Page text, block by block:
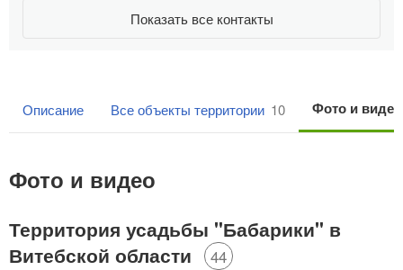
Показать все контакты
Описание Все объекты территории 10 Фото и
Фото и видео
Территория усадьбы "Бабарики" в
Витебской области
44